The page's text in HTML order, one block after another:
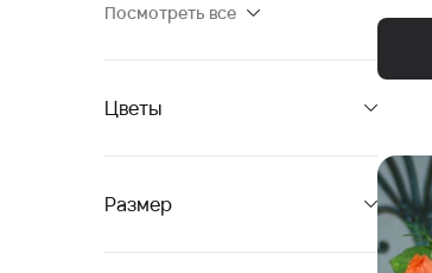
Посмотреть все
Цветы
Размер